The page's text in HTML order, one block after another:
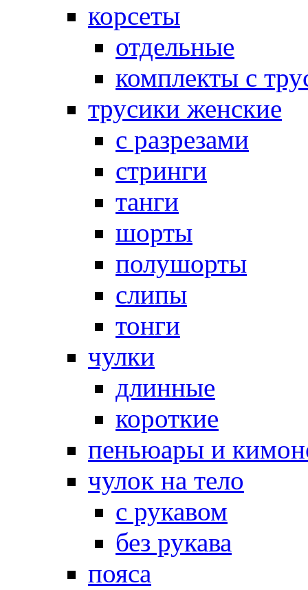
корсеты
отдельные
комплекты с
трусики женские
с разрезами
стринги
танги
шорты
полушорты
слипы
тонги
чулки
длинные
короткие
пеньюары и
чулок на тело
с рукавом
без рукава
пояса